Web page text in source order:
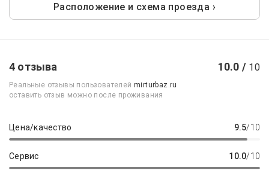
Расположение и схема проезда ›
4 отзыва 10.0 / 10
Реальные отзывы пользователейmirturbaz.ru
оставить отзыв можно после проживания
Цена/качество 9.5/10
Сервис 10.0/10